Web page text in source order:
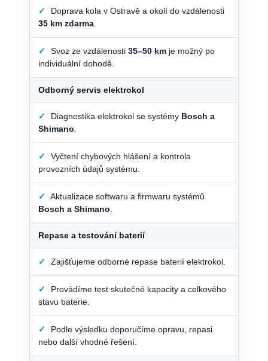
✓
Doprava kola v Ostravě a okolí do vzdálenosti
35 km zdarma
✓ Svoz ze vzdálenosti 35–50 km je možný po
individuální dohodě.
Odborný servis elektrokol
✓ Diagnostika elektrokol se systémy Bosch a
Shimano
✓
Vyčtení chybových hlášení a kontrola
provozních údajů systému.
✓
Aktualizace softwaru a firmwaru systémů
Bosch a Shimano
Repase a testování baterií
✓ Zajišťujeme odborné repase baterií elektrokol.
✓
Provádíme test skutečné kapacity a celkového
stavu baterie.
✓
Podle výsledku doporučíme opravu, repasi
nebo další vhodné řešení.